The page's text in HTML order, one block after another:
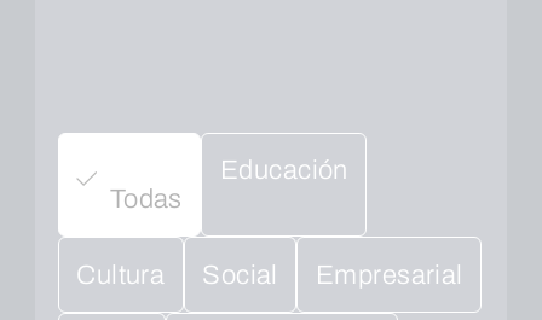
Todas
Educación
Cultura Social Empresarial